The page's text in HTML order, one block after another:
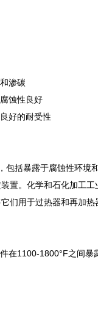
渗碳
蚀性良好
好的耐受性
包括暴露于腐蚀性环境
置。化学和石化加工
们用于过热器和再加热
在1100-1800°F之间暴